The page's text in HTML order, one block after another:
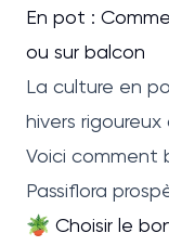
En pot :
ou sur balcon
La culture en
hivers
Voici comment
Passiflora
🪴 Choisir le